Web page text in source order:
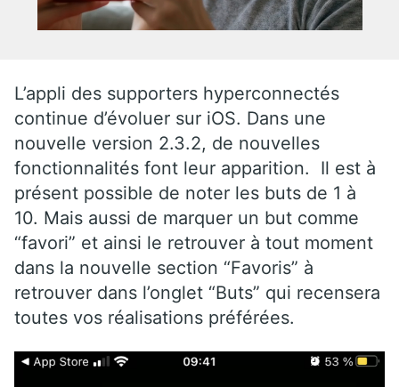
L’appli des supporters hyperconnectés
continue d’évoluer sur iOS. Dans une
nouvelle version 2.3.2, de nouvelles
fonctionnalités font leur apparition. Il est à
présent possible de noter les buts de 1 à
10. Mais aussi de marquer un but comme
“favori” et ainsi le retrouver à tout moment
dans la nouvelle section “Favoris” à
retrouver dans l’onglet “Buts” qui recensera
toutes vos réalisations préférées.